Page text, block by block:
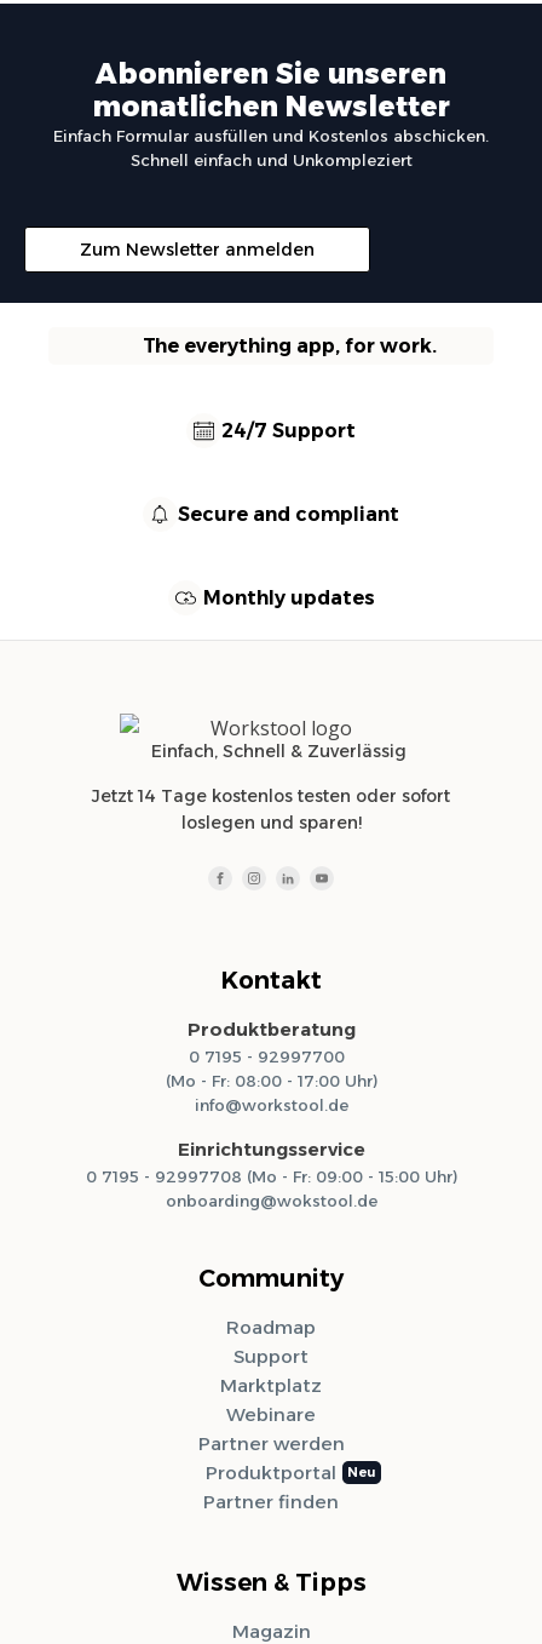
Abonnieren Sie unseren
monatlichen Newsletter
Einfach Formular ausfüllen und Kostenlos abschicken.
Schnell einfach und Unkompleziert
Zum Newsletter anmelden
The everything app, for work.
24/7 Support
Secure and compliant
Monthly updates
Einfach, Schnell & Zuverlässig
Jetzt 14 Tage kostenlos testen oder sofort
loslegen und sparen!
Kontakt
Produktberatung
0 7195 - 92997700
(Mo - Fr: 08:00 - 17:00 Uhr)
info@workstool.de
Einrichtungsservice
0 7195 - 92997708 (Mo - Fr: 09:00 - 15:00 Uhr)
onboarding@wokstool.de
Community
Roadmap
Support
Marktplatz
Webinare
Partner werden
Produktportal
Partner finden
Wissen & Tipps
Magazin